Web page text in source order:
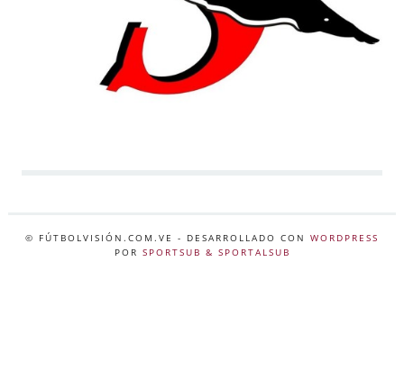
© FÚTBOLVISIÓN.COM.VE - DESARROLLADO CON WORDPRESS
POR SPORTSUB & SPORTALSUB